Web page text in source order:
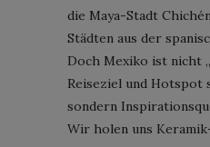
die Maya-Stadt
Städten aus der
Doch Mexiko ist nicht
Reiseziel und Hotspot
sondern
Wir holen uns